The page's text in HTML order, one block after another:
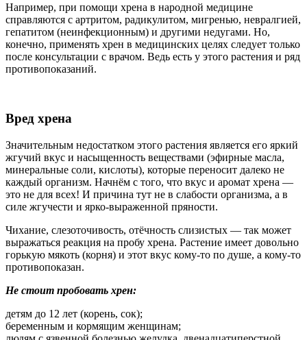
Например, при помощи хрена в народной медицине
справляются с артритом, радикулитом, мигренью, невралгией,
гепатитом (неинфекционным) и другими недугами. Но,
конечно, применять хрен в медицинских целях следует только
после консультации с врачом. Ведь есть у этого растения и ряд
противопоказаний.
Вред хрена
Значительным недостатком этого растения является его яркий
жгучий вкус и насыщенность веществами (эфирные масла,
минеральные соли, кислоты), которые переносит далеко не
каждый организм. Начнём с того, что вкус и аромат хрена —
это не для всех! И причина тут не в слабости организма, а в
силе жгучести и ярко-выраженной пряности.
Чихание, слезоточивость, отёчность слизистых — так может
выражаться реакция на пробу хрена. Растение имеет довольно
горькую мякоть (корня) и этот вкус кому-то по душе, а кому-то
противопоказан.
Не стоит пробовать хрен:
детям до 12 лет (корень, сок);
беременным и кормящим женщинам;